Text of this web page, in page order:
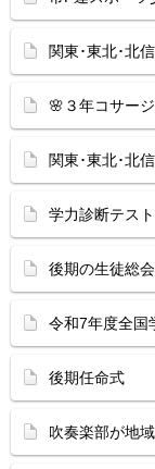
関東･東北･北
🌸３年コサー
関東･東北･北
学力診断テスト
後期の生徒総
令和7年度全国
後期任命式
吹奏楽部が地